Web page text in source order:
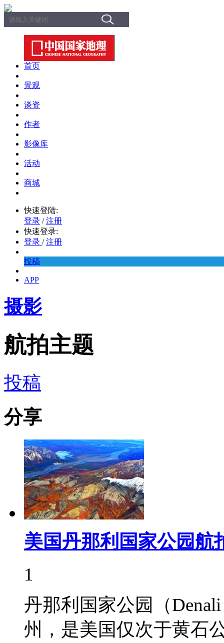
首页
景观
谈资
作者
影像库
活动
商城
快速登陆:
登录 / 注册
快速登录:
登录 / 注册
投稿
APP
摄影
航拍主题
投稿
分享
美国丹那利国家公园航
1
丹那利国家公园（
州，是美国仅次于黄石